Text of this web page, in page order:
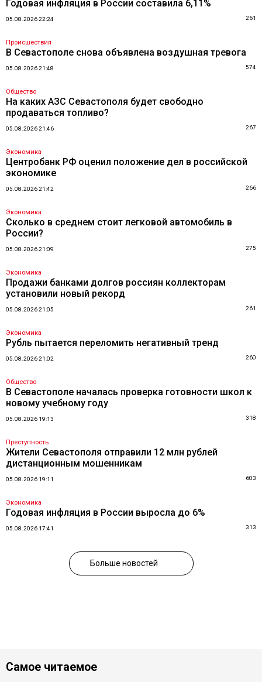
Годовая инфляция в России составила 6,11%
05.08.2026 22:24 261
Происшествия
В Севастополе снова объявлена воздушная тревога
05.08.2026 21:48 574
Общество
На каких АЗС Севастополя будет свободно
продаваться топливо?
05.08.2026 21:46 267
Экономика
Центробанк РФ оценил положение дел в российской
экономике
05.08.2026 21:42 266
Экономика
Сколько в среднем стоит легковой автомобиль в
России?
05.08.2026 21:09 275
Экономика
Продажи банками долгов россиян коллекторам
установили новый рекорд
05.08.2026 21:05 261
Экономика
Рубль пытается переломить негативный тренд
05.08.2026 21:02 260
Общество
В Севастополе началась проверка готовности школ к
новому учебному году
05.08.2026 19:13 318
Преступность
Жители Севастополя отправили 12 млн рублей
дистанционным мошенникам
05.08.2026 19:11 603
Экономика
Годовая инфляция в России выросла до 6%
05.08.2026 17:41 313
Больше новостей
Самое читаемое